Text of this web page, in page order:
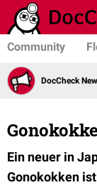
Community
DocCheck
Ein neuer in
Gonokokken